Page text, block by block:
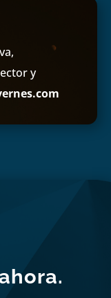
y